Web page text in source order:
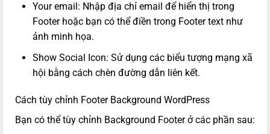
Your email: Nhập địa chỉ email để hiển thị trong
Footer hoặc bạn có thể điền trong Footer text như
ảnh minh họa.
Show Social Icon: Sử dụng các biểu tượng mạng xã
hội bằng cách chèn đường dẫn liên kết.
Cách tùy chỉnh Footer Background WordPress
Bạn có thể tùy chỉnh Background Footer ở các phần sau: